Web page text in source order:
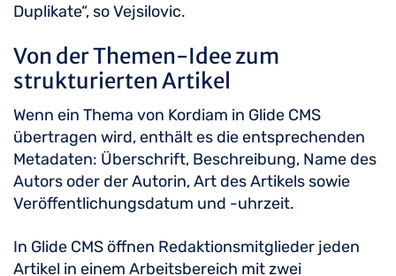
Duplikate“, so Vejsilovic.
Von der Themen-Idee zum
strukturierten Artikel
Wenn ein Thema von Kordiam in Glide CMS
übertragen wird, enthält es die entsprechenden
Metadaten: Überschrift, Beschreibung, Name des
Autors oder der Autorin, Art des Artikels sowie
Veröffentlichungsdatum und -uhrzeit.
In Glide CMS öffnen Redaktionsmitglieder jeden
Artikel in einem Arbeitsbereich mit zwei